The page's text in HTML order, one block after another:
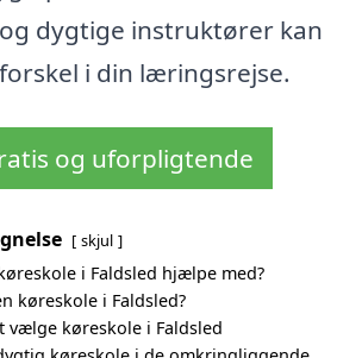
dygtige instruktører kan
i din læringsrejse.
og uforpligtende
skjul
i Faldsled hjælpe med?
køreskole i Faldsled?
vælge køreskole i Faldsled